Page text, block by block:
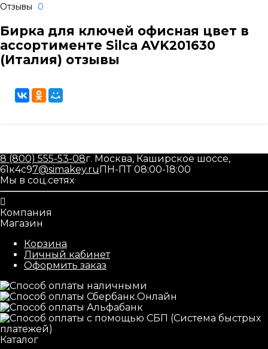
Отзывы 0
Бирка для ключей офисная цвет в
ассортименте Silca AVK201630
(Италия) отзывы
8 (800) 555-53-08г. Москва, Каширское шоссе,
61к4с97@simakey.ru ПН-ПТ 08:00-18:00
Мы в соц.сетях
Компания
Магазин
Корзина
Личный кабинет
Оформить заказ
Каталог